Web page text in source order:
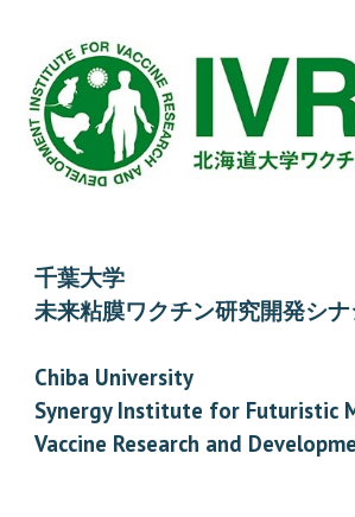
千葉⼤学
未来粘膜ワクチン研究開発シ
Chiba University
Synergy Institute for Futuristic
Vaccine Research and